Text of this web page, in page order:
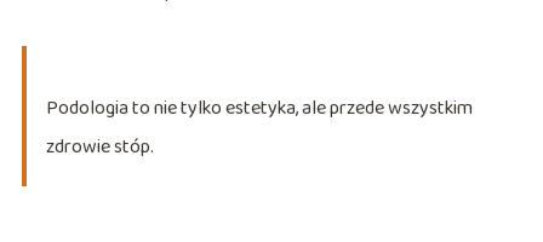
Podologia to nie tylko estetyka, ale przede wszystkim
zdrowie stóp.